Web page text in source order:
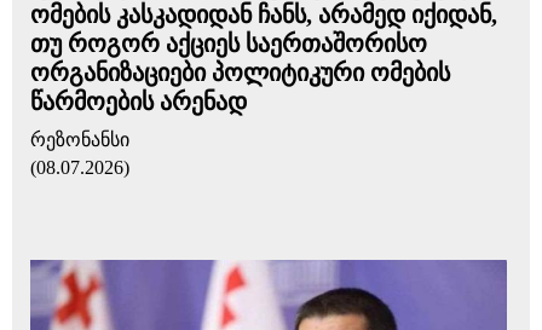
ომების კასკადიდან ჩანს, არამედ იქიდან,
თუ როგორ აქციეს საერთაშორისო
ორგანიზაციები პოლიტიკური ომების
წარმოების არენად
რეზონანსი
(08.07.2026)